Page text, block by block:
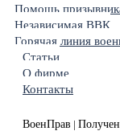
Помощь
Независимая ВВК
Горячая линия
Статьи
О фирме
Контакты
ВоенПрав